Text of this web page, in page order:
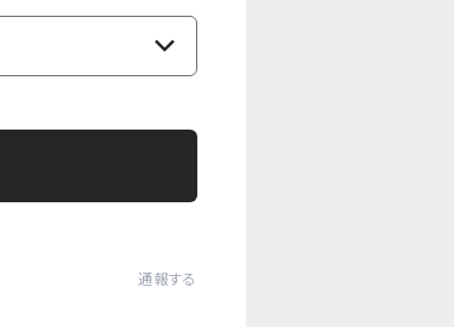
通報する